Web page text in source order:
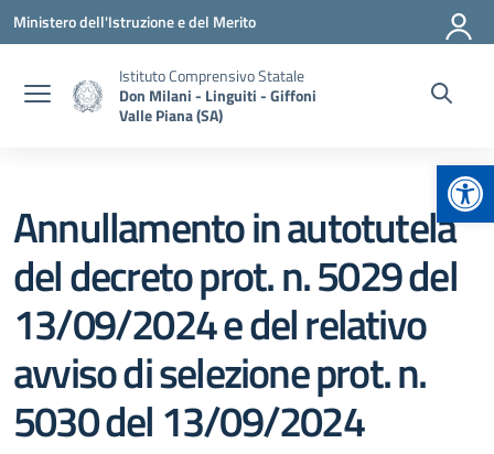
Vai ai contenuti
Vai al menu di navigazione
Vai al footer
Ministero dell'Istruzione e del Merito
Istituto Comprensivo Statale
Don Milani - Linguiti - Giffoni
Valle Piana (SA)
Annullamento in autotutela
del decreto prot. n. 5029 del
13/09/2024 e del relativo
avviso di selezione prot. n.
5030 del 13/09/2024